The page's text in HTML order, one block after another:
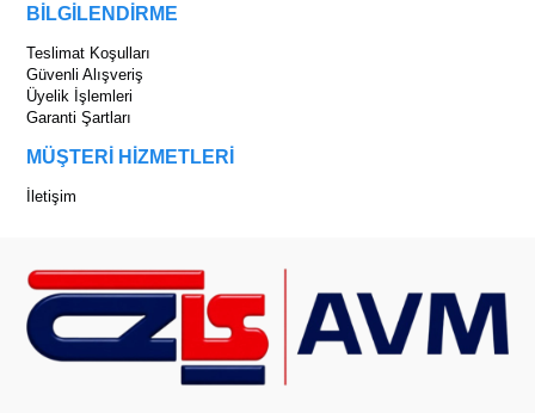
BİLGİLENDİRME
Teslimat Koşulları
Güvenli Alışveriş
Üyelik İşlemleri
Garanti Şartları
MÜŞTERİ HİZMETLERİ
İletişim